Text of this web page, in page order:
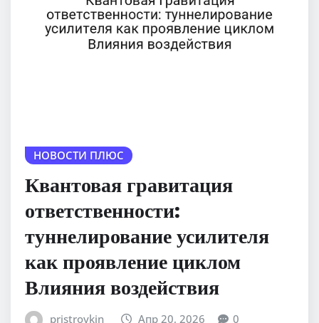
НОВОСТИ ПЛЮС
Квантовая гравитация
ответственности:
туннелирование усилителя
как проявление циклом
Влияния воздействия
pristroykin_ Апр 20, 2026 0